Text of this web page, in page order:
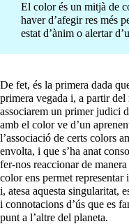
El color és un mitjà de
haver d’afegir res més
estat d’ànim o alertar
De fet, és la primera dada
primera vegada i, a partir
associarem un primer judici
amb el color ve d’un
l’associació de certs colors
envolta, i que s’ha anat
fer-nos reaccionar de
color ens permet
i, atesa aquesta singularitat,
i connotacions d’ús que es
punt a l’altre del planeta.